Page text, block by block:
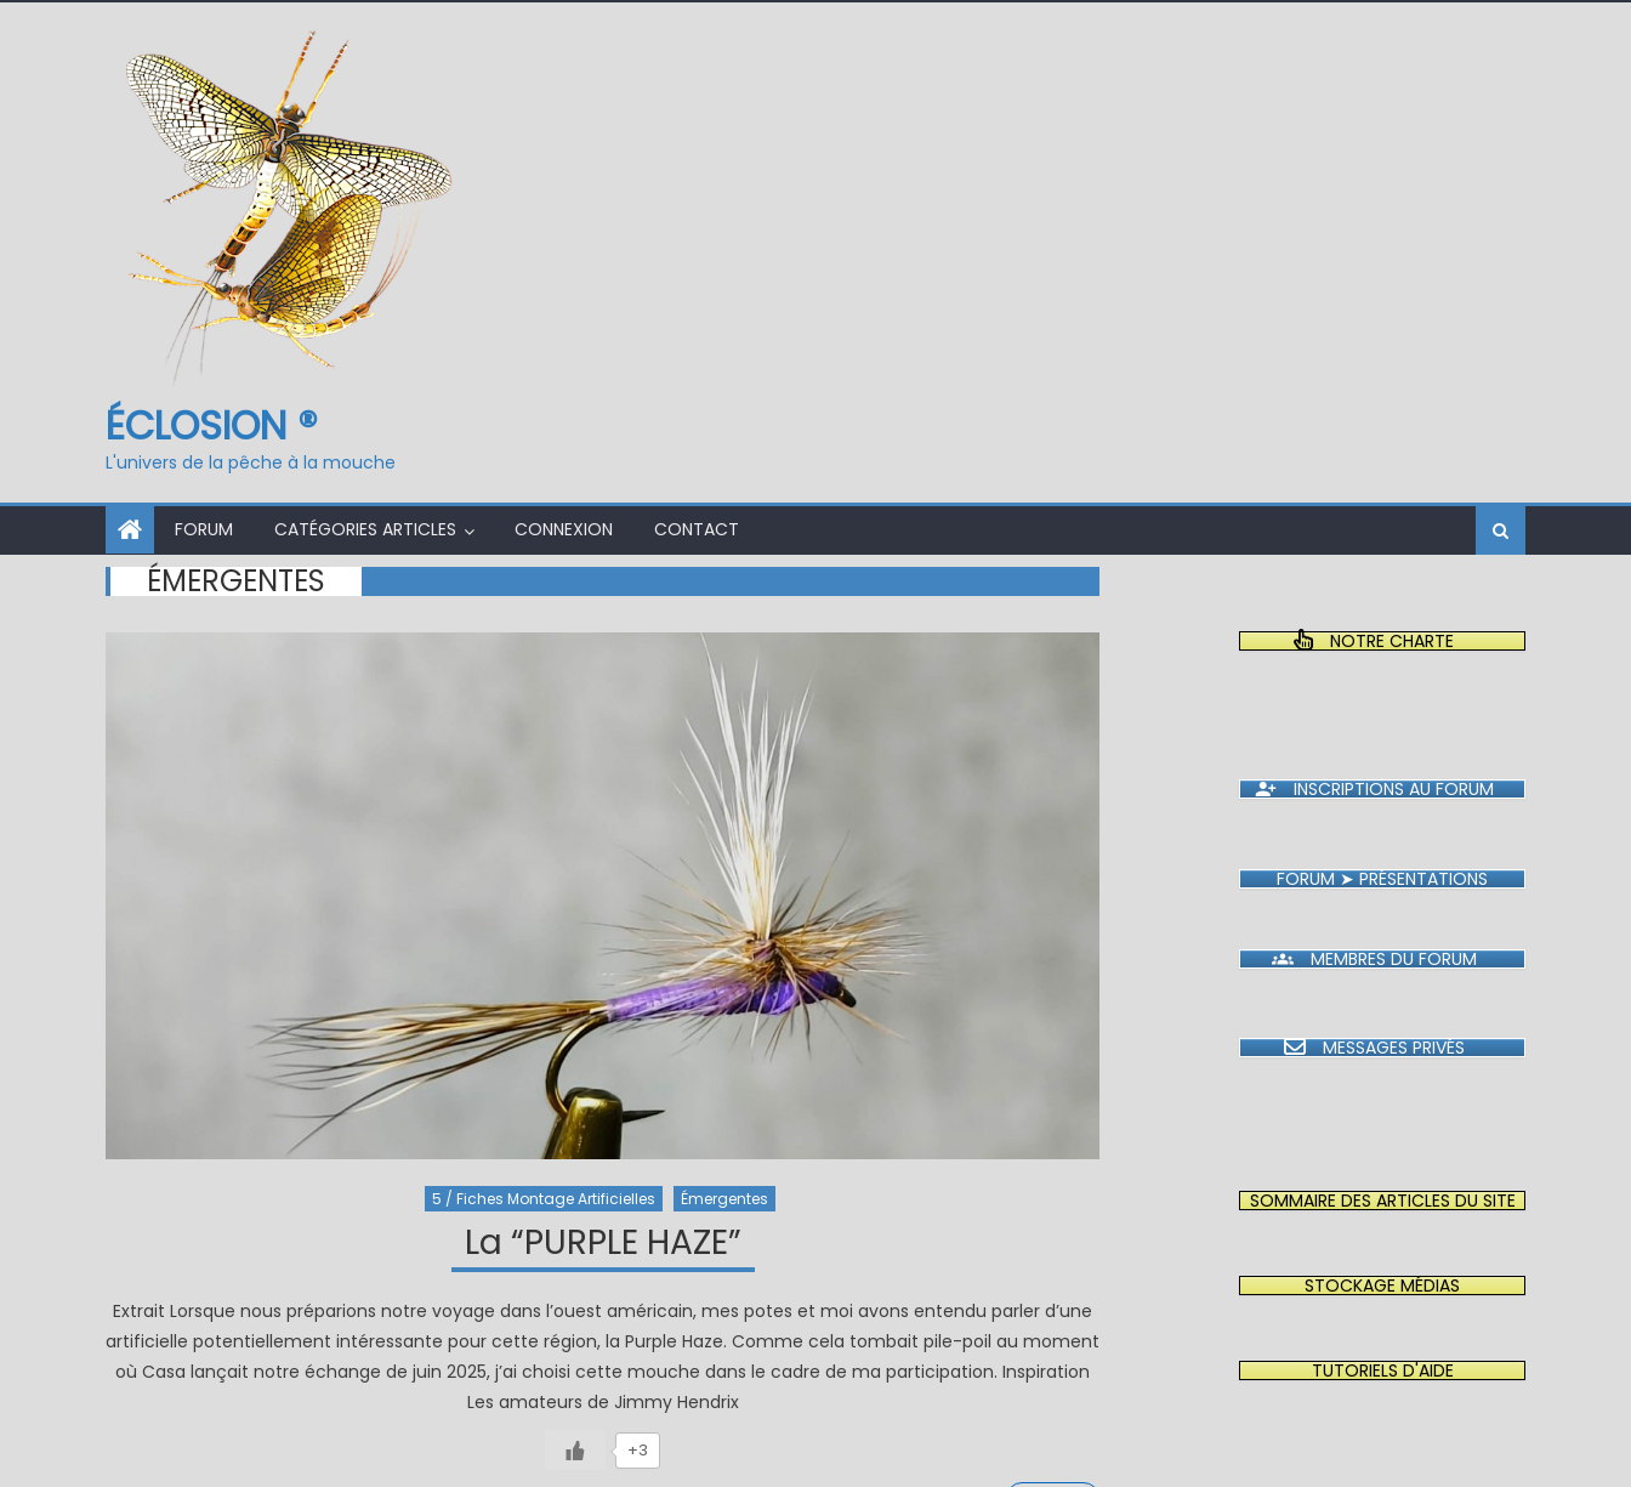
ÉCLOSION ®
L'univers de la pêche à la mouche
FORUM CATÉGORIES ARTICLES CONNEXION CONTACT
ÉMERGENTES
5 / Fiches Montage Artificielles Émergentes
La “PURPLE HAZE”
Extrait Lorsque nous préparions notre voyage dans l’ouest américain, mes potes et moi avons entendu parler d’une
artificielle potentiellement intéressante pour cette région, la Purple Haze. Comme cela tombait pile-poil au moment
où Casa lançait notre échange de juin 2025, j’ai choisi cette mouche dans le cadre de ma participation. Inspiration
Les amateurs de Jimmy Hendrix
+3
NOTRE CHARTE
INSCRIPTIONS AU FORUM
FORUM ➤ PRÉSENTATIONS
MEMBRES DU FORUM
MESSAGES PRIVÉS
SOMMAIRE DES ARTICLES DU SITE
STOCKAGE MÉDIAS
TUTORIELS D'AIDE